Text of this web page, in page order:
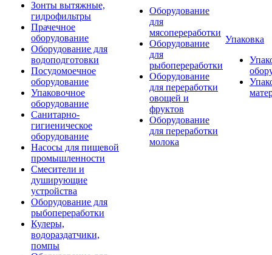
Зонты вытяжные,
гидрофильтры
Прачечное
оборудование
Оборудование для
водоподготовки
Посудомоечное
оборудование
Упаковочное
оборудование
Санитарно-
гигиеническое
оборудование
Насосы для пищевой
промышленности
Смесители и
душирующие
устройства
Оборудование для
рыбопереработки
Кулеры,
водораздатчики,
помпы
Оборудование
для
мясопереработки
Оборудование
для
рыбопереработки
Оборудование
для переработки
овощей и
фруктов
Оборудование
для переработки
молока
Упаковка